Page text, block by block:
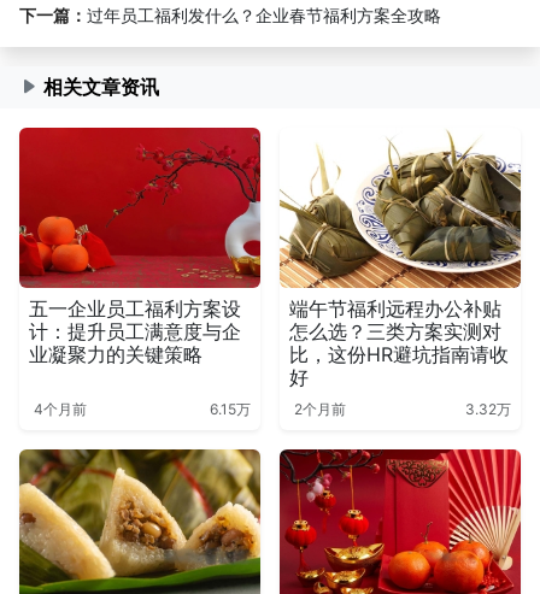
下一篇： 过年员工福利发什么？企业春节福利方案全攻略
相关文章资讯
五一企业员工福利方案设
计：提升员工满意度与企
业凝聚力的关键策略
4个月前 6.15万
端午节福利远程办公补贴
怎么选？三类方案实测对
比，这份HR避坑指南请收
好
2个月前 3.32万